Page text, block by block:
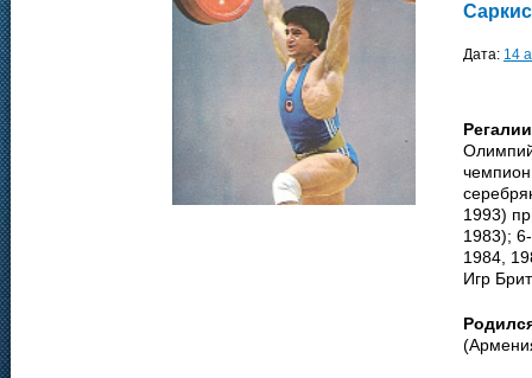
Дата: 14
чемпион
1993)
1983);
1984,
Игр